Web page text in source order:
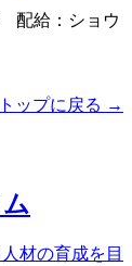
配給：ショウ
ップに戻る →
材の育成を目